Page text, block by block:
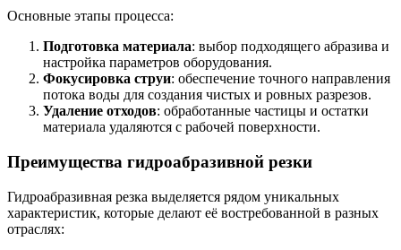
Основные этапы процесса:
Подготовка материала: выбор подходящего абразива и
настройка параметров оборудования.
Фокусировка струи: обеспечение точного направления
потока воды для создания чистых и ровных разрезов.
Удаление отходов: обработанные частицы и остатки
материала удаляются с рабочей поверхности.
Преимущества гидроабразивной резки
Гидроабразивная резка выделяется рядом уникальных
характеристик, которые делают её востребованной в разных
отраслях: